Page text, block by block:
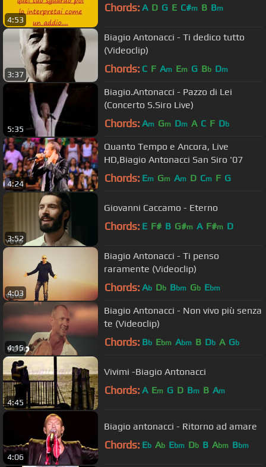
4:53
Chords: A D G E C#m B Bm
3:37
Biagio Antonacci - Ti dedico tutto
(Videoclip)
Chords: C F Am Em G Bb Dm
5:35
Biagio.Antonacci - Pazzo di Lei
(Concerto S.Siro Live)
Chords: Am Gm Dm A C F Db
4:24
Quanto Tempo e Ancora, Live
HD,Biagio Antonacci San Siro '07
Chords: Em Gm Am D Cm F G
3:52
Giovanni Caccamo - Eterno
Chords: E F# B G#m A F#m D
4:03
Biagio Antonacci - Ti penso
raramente (Videoclip)
Chords: Ab Db Bbm Gb Ebm
4:15
Biagio Antonacci - Non vivo più senza
te (Videoclip)
Chords: Bb Ebm Abm B Db A Gb
4:45
Vivimi -Biagio Antonacci
Chords: A Em G D Bm B Am
4:06
Biagio antonacci - Ritorno ad amare
Chords: Eb Ab Ebm Db B Abm Bbm